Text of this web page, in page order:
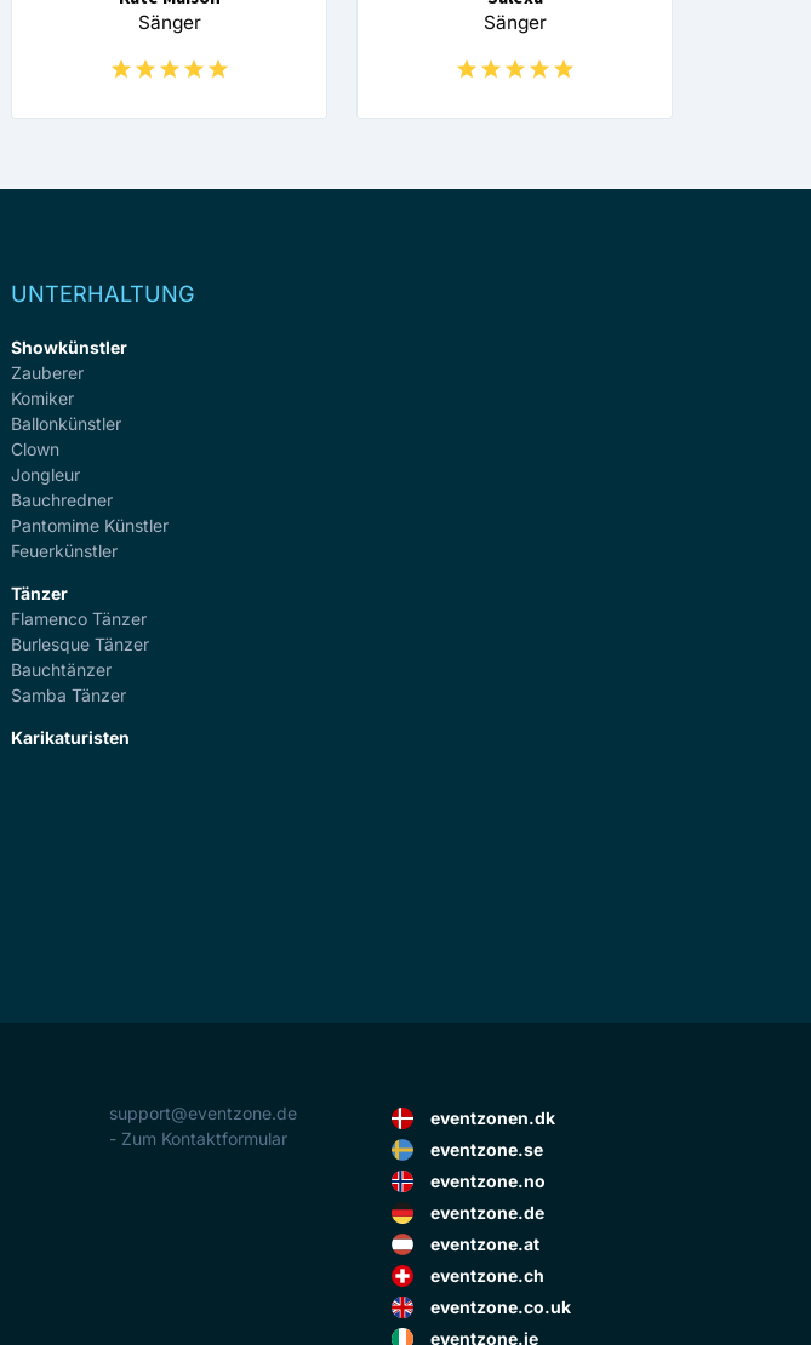
Sänger Sänger
UNTERHALTUNG
Showkünstler
Zauberer
Komiker
Ballonkünstler
Clown
Jongleur
Bauchredner
Pantomime Künstler
Feuerkünstler
Tänzer
Flamenco Tänzer
Burlesque Tänzer
Bauchtänzer
Samba Tänzer
Karikaturisten
support@eventzone.de
- Zum Kontaktformular
eventzonen.dk
eventzone.se
eventzone.no
eventzone.de
eventzone.at
eventzone.ch
eventzone.co.uk
eventzone.ie